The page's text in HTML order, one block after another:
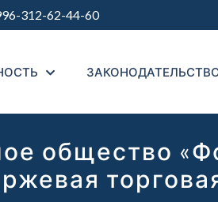
312-62-44-60
общество